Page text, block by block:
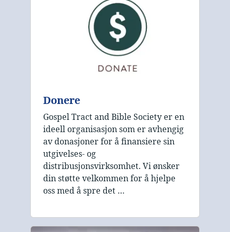
Donere
Gospel Tract and Bible Society er en
ideell organisasjon som er avhengig
av donasjoner for å finansiere sin
utgivelses- og
distribusjonsvirksomhet. Vi ønsker
din støtte velkommen for å hjelpe
oss med å spre det …